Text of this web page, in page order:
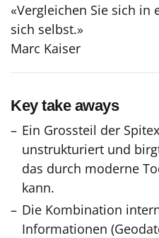
«Vergleichen Sie sich
sich selbst.»
Marc Kaiser
Key take aways
Ein Grossteil der
unstrukturiert und
das durch moderne
kann.
Die Kombination
Informationen